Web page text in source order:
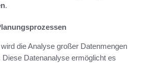
.
die Analyse großer Datenmengen
Diese Datenanalyse ermöglicht es